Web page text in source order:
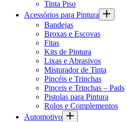
Tinta Piso
Acessórios para Pintura
Bandejas
Broxas e Escovas
Fitas
Kits de Pintura
Lixas e Abrasivos
Misturador de Tinta
Pincéis e Trinchas
Pinceis e Trinchas – Pads
Pistolas para Pintura
Rolos e Complementos
Automotivo